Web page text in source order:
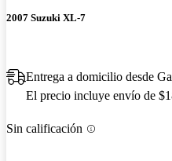
2007 Suzuki XL-7
Entrega a domicilio desde
El precio incluye envío de
Sin calificación